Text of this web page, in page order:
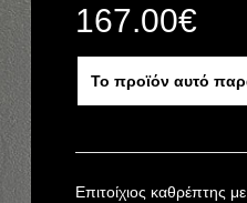
167.00€
Το προϊόν αυτό
Επιτοίχιος καθρέπτης